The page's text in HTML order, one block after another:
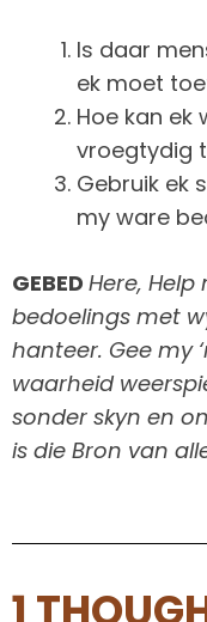
Is daar
ek moet
Hoe kan ek
vroegtydig
Gebruik ek
my ware
GEBED Here,
bedoelings met
hanteer. Gee my
waarheid
sonder skyn en
is die Bron van